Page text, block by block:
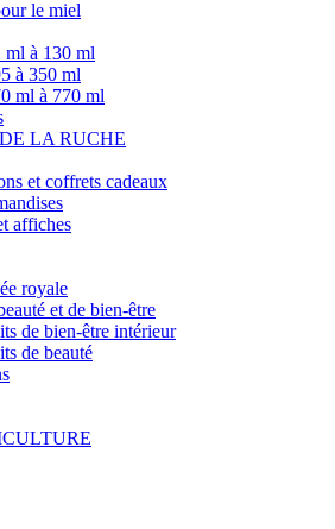
le miel
ml à 130 ml
à 350 ml
ml à 770 ml
LA RUCHE
et coffrets cadeaux
affiches
royale
et de bien-être
de bien-être intérieur
de beauté